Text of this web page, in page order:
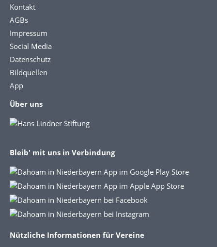
Kontakt
AGBs
Impressum
Social Media
Datenschutz
Bildquellen
App
Über uns
Bleib' mit uns in Verbindung
Nützliche Informationen für Vereine